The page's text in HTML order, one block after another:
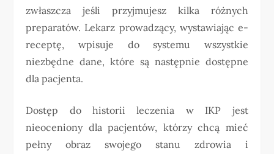
zwłaszcza jeśli przyjmujesz kilka różnych
preparatów. Lekarz prowadzący, wystawiając e-
receptę, wpisuje do systemu wszystkie
niezbędne dane, które są następnie dostępne
dla pacjenta.
Dostęp do historii leczenia w IKP jest
nieoceniony dla pacjentów, którzy chcą mieć
pełny obraz swojego stanu zdrowia i